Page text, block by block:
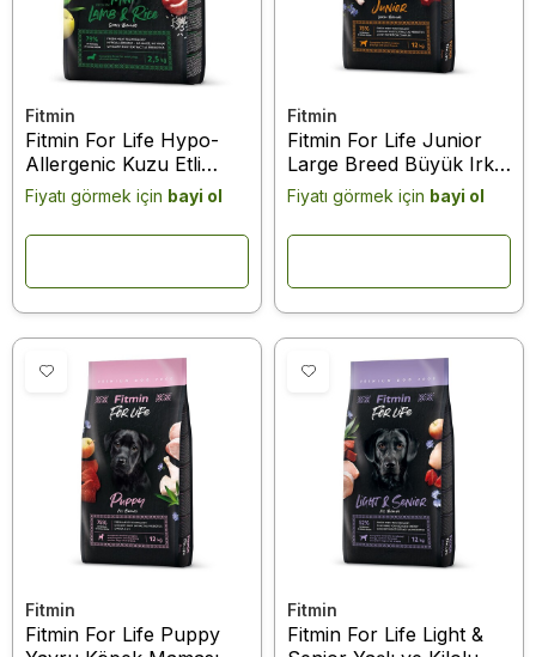
Fitmin
Fitmin For Life Hypo-
Allergenic Kuzu Etli
Küçük Irk Yetişkin
Köpek Maması 2,5kg
Fiyatı görmek için bayi ol
Fitmin
Fitmin For Life Junior
Large Breed Büyük Irk
Yavru Köpek Maması 12
Kg
Fiyatı görmek için bayi ol
Fitmin
Fitmin For Life Puppy
Fitmin
Fitmin For Life Light &